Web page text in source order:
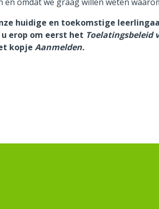
huidige en toekomstige
erop om eerst het Toelatingsbeleid
kopje Aanmelden.